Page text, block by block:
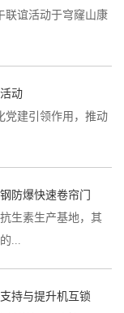
谊活动于穹窿山康
动
建引领作用，推动
防爆快速卷帘门
生素生产基地，其
...
持与提升机互锁